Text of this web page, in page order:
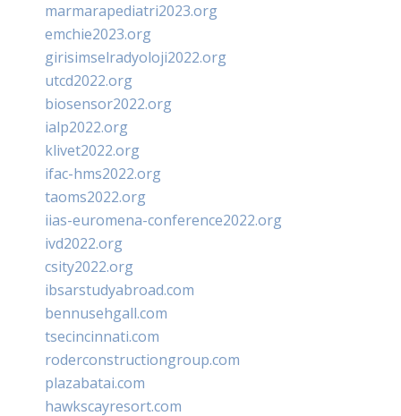
marmarapediatri2023.org
emchie2023.org
girisimselradyoloji2022.org
utcd2022.org
biosensor2022.org
ialp2022.org
klivet2022.org
ifac-hms2022.org
taoms2022.org
iias-euromena-conference2022.org
ivd2022.org
csity2022.org
ibsarstudyabroad.com
bennusehgall.com
tsecincinnati.com
roderconstructiongroup.com
plazabatai.com
hawkscayresort.com